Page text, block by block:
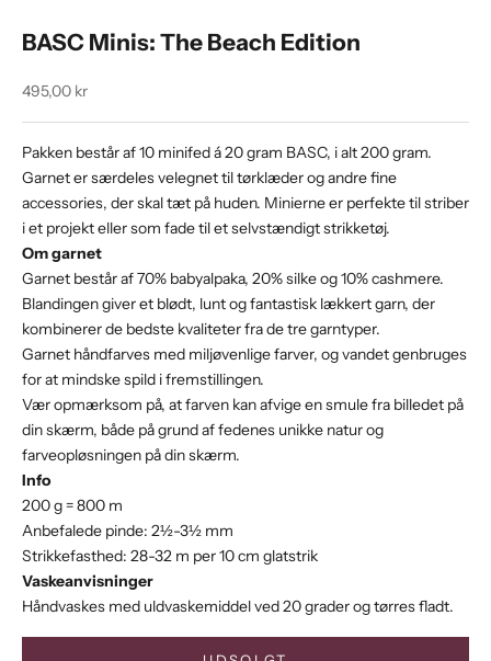
BASC Minis: The Beach Edition
Salgspris
495,00 kr
Pakken består af 10 minifed á 20 gram BASC, i alt 200 gram.
Garneter særdeles velegnet til tørklæder og andre fine
accessories, der skal tæt på huden. Minierne er perfekte til striber
i et projekt eller som fade til et selvstændigt strikketøj.
Om garnet
Garnet består af 70% babyalpaka, 20% silke og 10% cashmere.
Blandingen giver et blødt, lunt og fantastisk lækkert garn, der
kombinerer de bedste kvaliteter fra de tre garntyper.
Garnet håndfarves med miljøvenlige farver, og vandet genbruges
for at mindske spild i fremstillingen.
Vær opmærksom på, at farven kan afvige en smule fra billedet på
din skærm, både på grund af fedenes unikke natur og
farveopløsningen på din skærm.
Info
200 g = 800 m
Anbefalede pinde: 2½-3½ mm
Strikkefasthed: 28-32 m per 10 cm glatstrik
Vaskeanvisninger
Håndvaskes med uldvaskemiddel ved 20 grader og tørres fladt.